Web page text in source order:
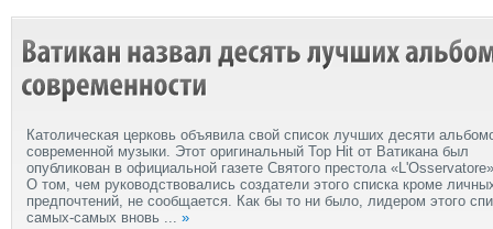
Католическая церковь объявила свой список лучших десяти
современной музыки. Этот оригинальный Top Hit от Ватикана был
опубликован в официальной газете Святого престола
О том, чем руководствовались создатели этого списка кроме
предпочтений, не сообщается. Как бы то ни было, лидером этого
самых-самых вновь ... »